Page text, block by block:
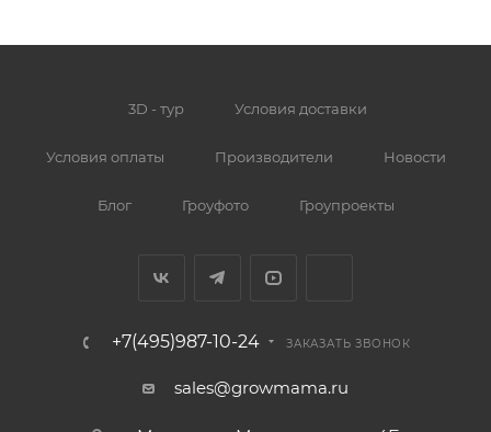
3D - тур Условия доставки
Условия оплаты Производители Новости
Блог Гроуфото Гроупроекты
+7(495)987-10-24 ЗАКАЗАТЬ ЗВОНОК
sales@growmama.ru